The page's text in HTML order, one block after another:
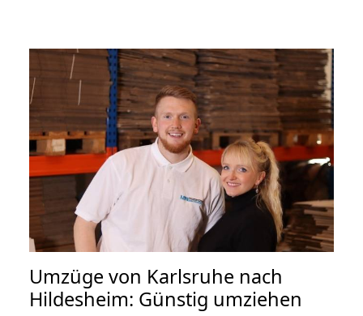
Umzüge von Karlsruhe nach
Hildesheim: Günstig umziehen